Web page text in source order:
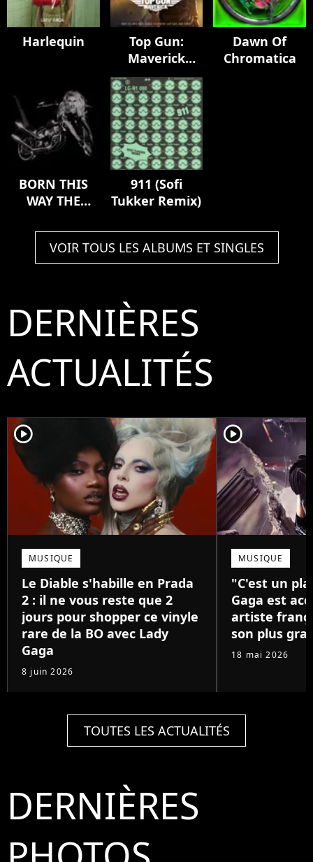
Harlequin
Top Gun:
Maverick
(Music From
The Motion
Picture)
Dawn Of
Chromatica
BORN THIS
WAY THE
ANNIVERSARY
911 (Sofi
Tukker Remix)
VOIR TOUS LES ALBUMS ET SINGLES
DERNIÈRES
ACTUALITÉS
player2
MUSIQUE
Le Diable s'habille en Prada
2 : il ne vous reste que 2
jours pour shopper ce vinyle
rare de la BO avec Lady
Gaga
8 juin 2026
player2
MUSIQUE
"C'est un
Gaga est
artiste
son plus
18 mai 2026
TOUTES LES ACTUALITÉS
DERNIÈRES